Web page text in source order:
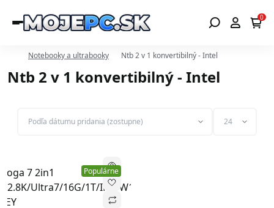
0
Notebooky a ultrabooky Ntb 2 v 1 konvertibilný - Intel
Ntb 2 v 1 konvertibilný - Intel
Populárne